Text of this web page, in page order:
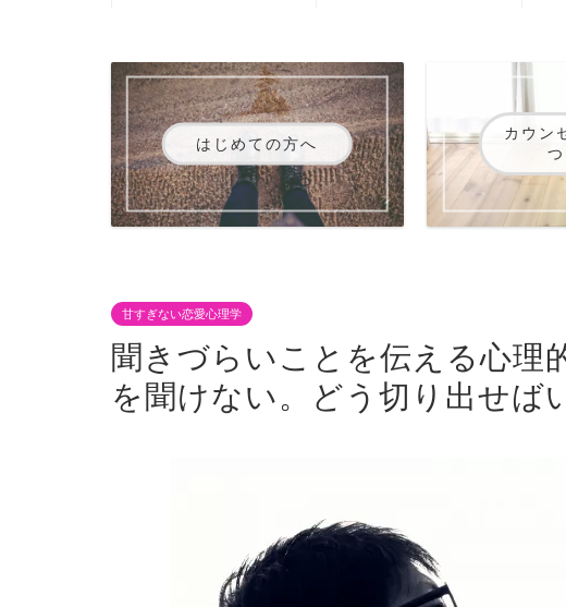
はじめての方へ
カウン
甘すぎない恋愛心理学
聞きづらいことを伝える心
を聞けない。どう切り出せば